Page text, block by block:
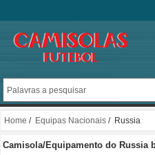
Home / Equipas Nacionais / Russia
Camisola/Equipamento do Russia